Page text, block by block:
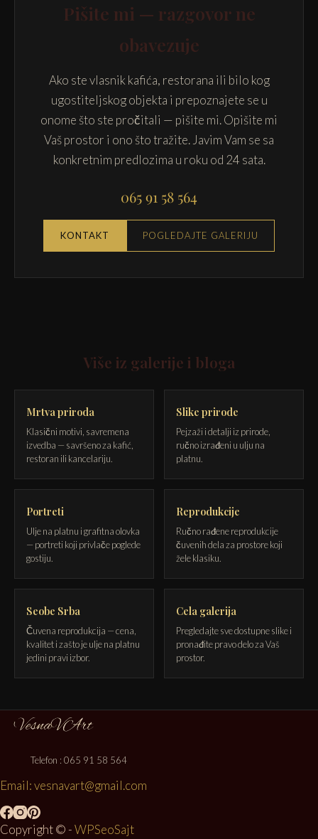
Pišite mi — razgovor ne
obavezuje
Ako ste vlasnik kafića, restorana ili bilo kog
ugostiteljskog objekta i prepoznajete se u
onome što ste pročitali — pišite mi. Opišite mi
Vaš prostor i ono što tražite. Javim Vam se sa
konkretnim predlozima u roku od 24 sata.
065 91 58 564
KONTAKT POGLEDAJTE GALERIJU
Više iz galerije i bloga
Mrtva priroda
Klasični motivi, savremena
izvedba — savršeno za kafić,
restoran ili kancelariju.
Slike prirode
Pejzaži i detalji iz prirode,
ručno izrađeni u ulju na
platnu.
Portreti
Ulje na platnu i grafitna olovka
— portreti koji privlače poglede
gostiju.
Reprodukcije
Ručno rađene reprodukcije
čuvenih dela za prostore koji
žele klasiku.
Seobe Srba
Čuvena reprodukcija — cena,
kvalitet i zašto je ulje na platnu
jedini pravi izbor.
Cela galerija
Pregledajte sve dostupne slike i
pronađite pravo delo za Vaš
prostor.
Telefon : 065 91 58 564
Email: vesnavart@gmail.com
Copyright © -WPSeoSajt